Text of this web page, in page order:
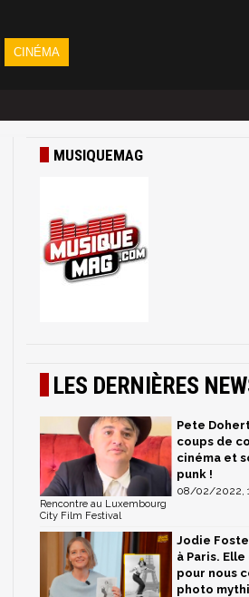
CINÉMA
MUSIQUEMAG
LES DERNIÈRES
Pete
coups de
cinéma et
punk !
08/02/2022,
Rencontre au Luxembourg
City Film Festival
Jodie
à Paris.
pour nous
photo